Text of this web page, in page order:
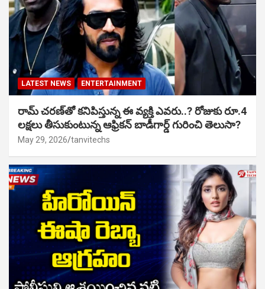
LATEST NEWS ENTERTAINMENT
రామ్ చరణ్‌తో కనిపిస్తున్న ఈ వ్యక్తి ఎవరు..? రోజుకు రూ.4
లక్షలు తీసుకుంటున్న ఆఫ్రికన్ బాడీగార్డ్ గురించి తెలుసా?
May 29, 2026 tanvitechs